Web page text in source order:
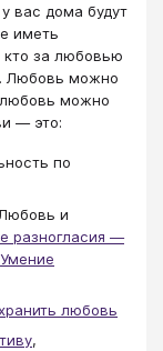
вас дома будут
иметь
кто за любовью
Любовь можно
можно
— это:
по
и
разногласия —
Умение
любовь
,